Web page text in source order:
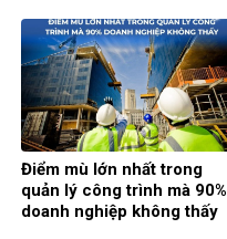
Điểm mù lớn nhất trong
quản lý công trình mà 90%
doanh nghiệp không thấy